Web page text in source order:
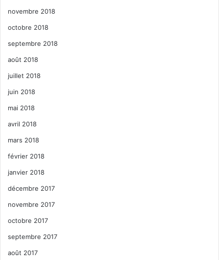
novembre 2018
octobre 2018
septembre 2018
août 2018
juillet 2018
juin 2018
mai 2018
avril 2018
mars 2018
février 2018
janvier 2018
décembre 2017
novembre 2017
octobre 2017
septembre 2017
août 2017